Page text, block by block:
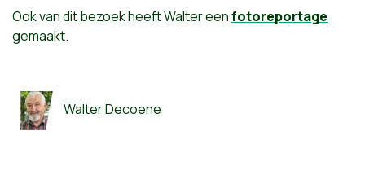
Ook van dit bezoek heeft Walter eenfotoreportage
gemaakt.
Walter Decoene